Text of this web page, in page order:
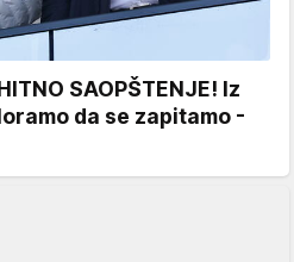
SAOPŠTENJE! Iz
da se zapitamo -